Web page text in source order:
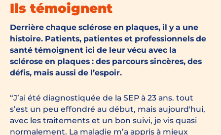
Ils témoignent
Derrière chaque sclérose en plaques, il y a une
histoire. Patients, patientes et professionnels de
santé témoignent ici de leur vécu avec la
sclérose en plaques : des parcours sincères, des
défis, mais aussi de l’espoir.
J’ai été diagnostiquée de la SEP à 23 ans. tout
s’est un peu effondré au début, mais aujourd'hui,
avec les traitements et un bon suivi, je vis quasi
normalement. La maladie m’a appris à mieux